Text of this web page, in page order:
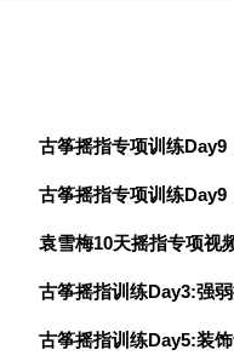
古筝摇指专项训练Day9
古筝摇指专项训练Day9
袁雪梅10天摇指专项视
古筝摇指训练Day3:强
古筝摇指训练Day5:装